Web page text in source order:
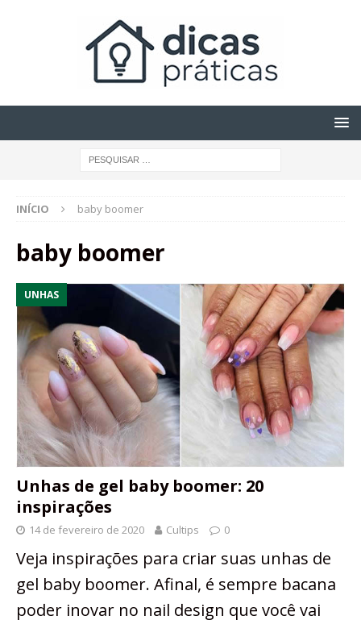
INÍCIO baby boomer
baby boomer
UNHAS
Unhas de gel baby boomer: 20
inspirações
14 de fevereiro de 2020 Cultips 0
Veja inspirações para criar suas unhas de
gel baby boomer. Afinal, é sempre bacana
poder inovar no nail design que você vai